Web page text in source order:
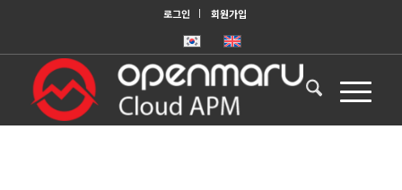
로그인 회원가입